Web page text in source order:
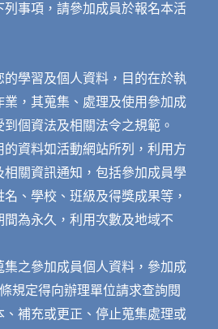
事項，請參加成員於報名本活
的學習及個人資料，目的在於執
業，其蒐集、處理及使用參加成
到個資法及相關法令之規範。
的資料如活動網站所列，利用方
相關資訊通知，包括參加成員學
、學校、班級及得獎成果等，
間為永久，利用次數及地域不
集之參加成員個人資料，參加成
規定得向辦理單位請求查詢閱
、補充或更正、停止蒐集處理或